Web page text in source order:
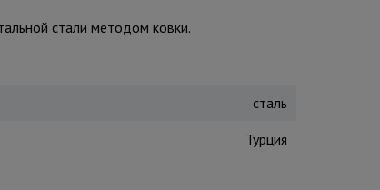
стали методом ковки.
сталь
Турция